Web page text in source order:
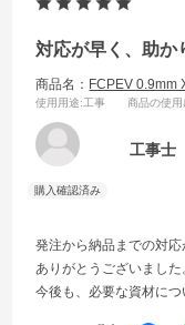
対応が早く、助か
商品名： FCPEV 0.9mm
使用用途:工事 商品の使用
工事士
発注から納品までの対応
ありがとうございました
今後も、必要な資材につ